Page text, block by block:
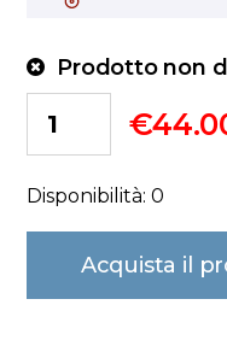
Prodotto non
€
Disponibilità: 0
Acquista il